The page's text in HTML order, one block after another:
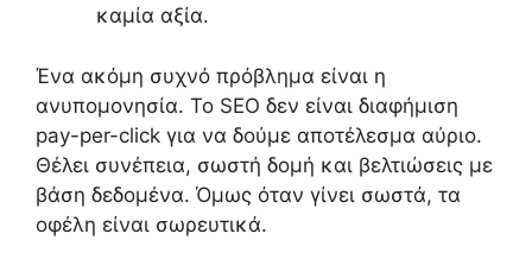
καμία αξία.
Ένα ακόμη συχνό πρόβλημα είναι η
ανυπομονησία. Το SEO δεν είναι διαφήμιση
pay-per-click για να δούμε αποτέλεσμα αύριο.
Θέλει συνέπεια, σωστή δομή και βελτιώσεις με
βάση δεδομένα. Όμως όταν γίνει σωστά, τα
οφέλη είναι σωρευτικά.